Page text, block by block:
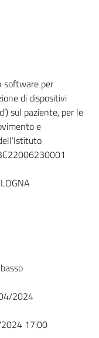
software per
di dispositivi
sul paziente, per le
e
2024
17:00